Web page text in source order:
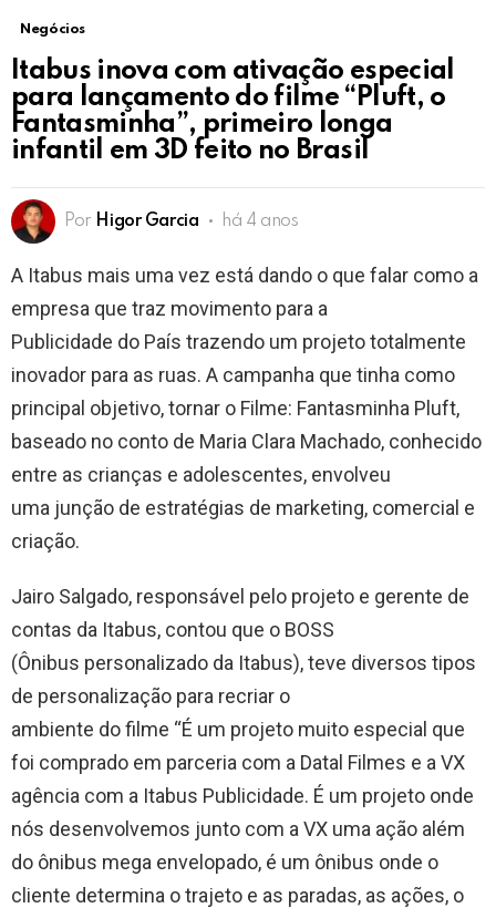
Negócios
Itabus inova com ativação especial
para lançamento do filme “Pluft, o
Fantasminha”, primeiro longa
infantil em 3D feito no Brasil
Por Higor Garcia há 4 anos
A Itabus mais uma vez está dando o que falar como a
empresa que traz movimento para a
Publicidade do País trazendo um projeto totalmente
inovador para as ruas. A campanha que tinha como
principal objetivo, tornar o Filme: Fantasminha Pluft,
baseado no conto de Maria Clara Machado, conhecido
entre as crianças e adolescentes, envolveu
uma junção de estratégias de marketing, comercial e
criação.
Jairo Salgado, responsável pelo projeto e gerente de
contas da Itabus, contou que o BOSS
(Ônibus personalizado da Itabus), teve diversos tipos
de personalização para recriar o
ambiente do filme “É um projeto muito especial que
foi comprado em parceria com a Datal Filmes e a VX
agência com a Itabus Publicidade. É um projeto onde
nós desenvolvemos junto com a VX uma ação além
do ônibus mega envelopado, é um ônibus onde o
cliente determina o trajeto e as paradas, as ações, o